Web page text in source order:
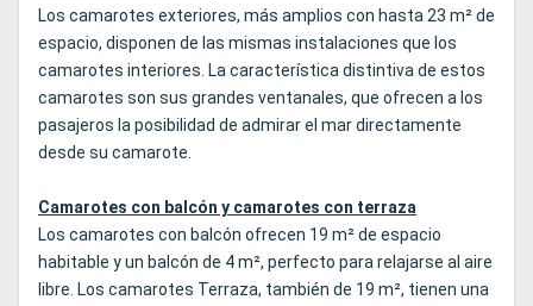
Los camarotes exteriores, más amplios con hasta 23 m² de
espacio, disponen de las mismas instalaciones que los
camarotes interiores. La característica distintiva de estos
camarotes son sus grandes ventanales, que ofrecen a los
pasajeros la posibilidad de admirar el mar directamente
desde su camarote.
Camarotes con balcón y camarotes con terraza
Los camarotes con balcón ofrecen 19 m² de espacio
habitable y un balcón de 4 m², perfecto para relajarse al aire
libre. Los camarotes Terraza, también de 19 m², tienen una